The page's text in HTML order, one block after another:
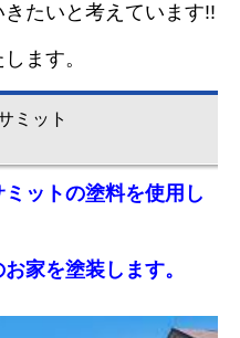
たいと考えています!!
ます。
ミット
ットの塗料を使用し
家を塗装します。